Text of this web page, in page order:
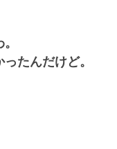
たんだけど。